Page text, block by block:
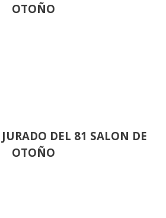
OTOÑO
DEL 81 SALON DE
OTOÑO